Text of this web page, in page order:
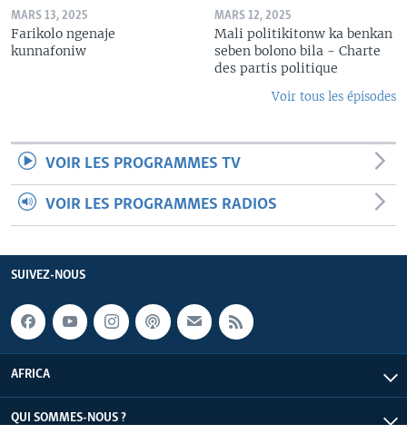
MARS 13, 2025
Farikolo ngenaje
kunnafoniw
MARS 12, 2025
Mali politikitonw ka benkan
seben bolono bila - Charte
des partis politique
Voir tous les épisodes
VOIR LES PROGRAMMES TV
VOIR LES PROGRAMMES RADIOS
SUIVEZ-NOUS
AFRICA
QUI SOMMES-NOUS ?